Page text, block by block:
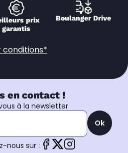
prix
garantis
Boulanger Drive
conditions*
en contact !
à la newsletter
Ok
nous sur :